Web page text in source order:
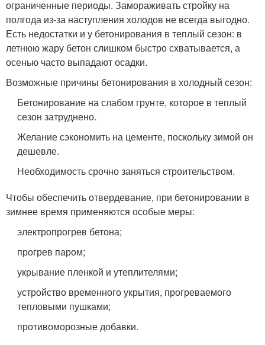
ограниченные периоды. Замораживать стройку на
полгода из-за наступления холодов не всегда выгодно.
Есть недостатки и у бетонирования в теплый сезон: в
летнюю жару бетон слишком быстро схватывается, а
осенью часто выпадают осадки.
Возможные причины бетонирования в холодный сезон:
Бетонирование на слабом грунте, которое в теплый
сезон затруднено.
Желание сэкономить на цементе, поскольку зимой он
дешевле.
Необходимость срочно заняться строительством.
Чтобы обеспечить отвердевание, при бетонировании в
зимнее время применяются особые меры:
электропрогрев бетона;
прогрев паром;
укрывание пленкой и утеплителями;
устройство временного укрытия, прогреваемого
тепловыми пушками;
противоморозные добавки.